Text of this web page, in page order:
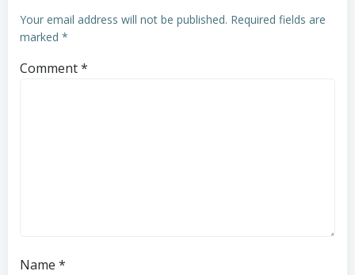
Your email address will not be published. Required fields are
marked *
Comment*
Name *